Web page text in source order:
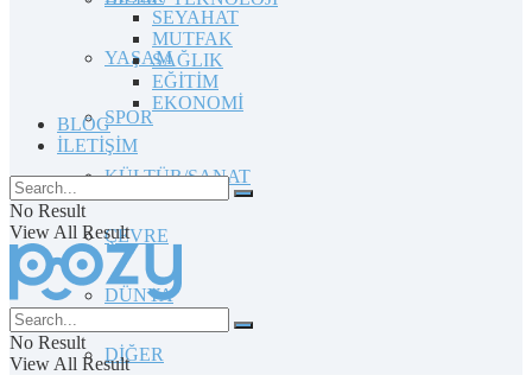
YAŞAM
SPOR
KÜLTÜR/SANAT
ÇEVRE
DÜNYA
DİĞER
SEYAHAT
MUTFAK
SAĞLIK
EĞİTİM
EKONOMİ
BLOG
İLETİŞİM
No Result
View All Result
No Result
View All Result